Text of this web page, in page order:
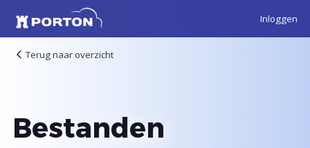
Inloggen
Terug naar overzicht
Bestanden